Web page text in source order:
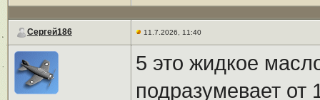
Сергей186 11.7.2026, 11:40
5 это жидкое
подразумевает от